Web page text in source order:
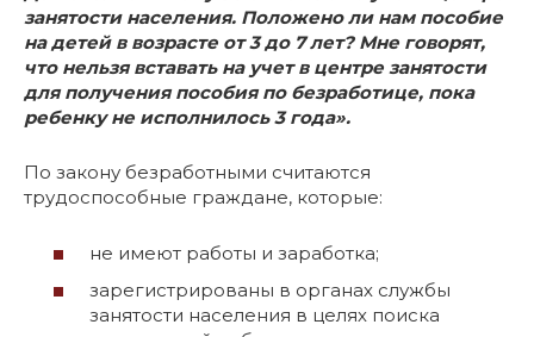
занятости населения. Положено ли нам пособие
на детей в возрасте от 3 до 7 лет? Мне говорят,
что нельзя вставать на учет в центре занятости
для получения пособия по безработице, пока
ребенку не исполнилось 3 года».
По закону безработными считаются
трудоспособные граждане, которые:
не имеют работы и заработка;
зарегистрированы в органах службы
занятости населения в целях поиска